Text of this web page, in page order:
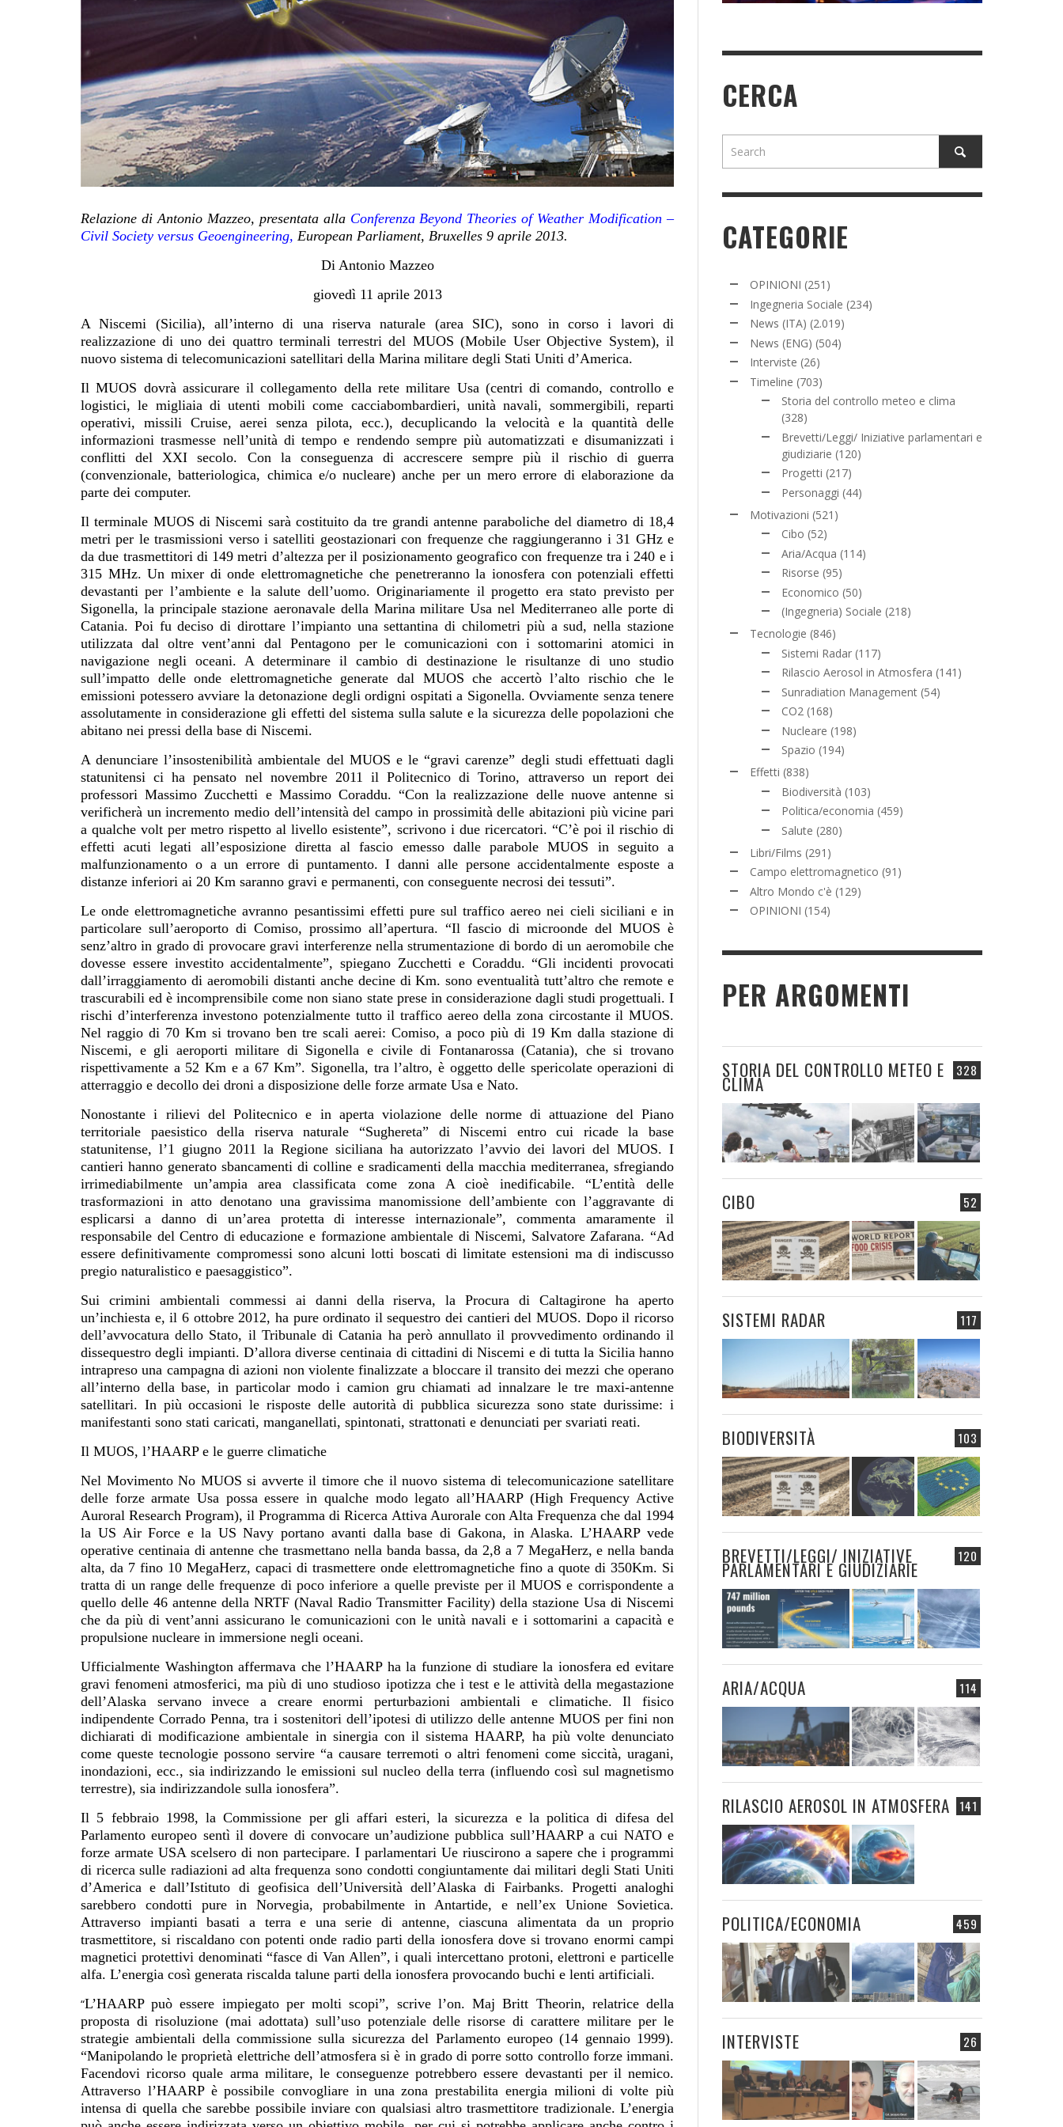
Relazione di Antonio Mazzeo, presentata alla Conferenza Beyond Theories of Weather Modification –
Civil Society versus Geoengineering, European Parliament, Bruxelles 9 aprile 2013.
Di Antonio Mazzeo
giovedì 11 aprile 2013
A Niscemi (Sicilia), all’interno di una riserva naturale (area SIC), sono in corso i lavori di
realizzazione di uno dei quattro terminali terrestri del MUOS (Mobile User Objective System), il
nuovo sistema di telecomunicazioni satellitari della Marina militare degli Stati Uniti d’America.
Il MUOS dovrà assicurare il collegamento della rete militare Usa (centri di comando, controllo e
logistici, le migliaia di utenti mobili come cacciabombardieri, unità navali, sommergibili, reparti
operativi, missili Cruise, aerei senza pilota, ecc.), decuplicando la velocità e la quantità delle
informazioni trasmesse nell’unità di tempo e rendendo sempre più automatizzati e disumanizzati i
conflitti del XXI secolo. Con la conseguenza di accrescere sempre più il rischio di guerra
(convenzionale, batteriologica, chimica e/o nucleare) anche per un mero errore di elaborazione da
parte dei computer.
Il terminale MUOS di Niscemi sarà costituito da tre grandi antenne paraboliche del diametro di 18,4
metri per le trasmissioni verso i satelliti geostazionari con frequenze che raggiungeranno i 31 GHz e
da due trasmettitori di 149 metri d’altezza per il posizionamento geografico con frequenze tra i 240 e i
315 MHz. Un mixer di onde elettromagnetiche che penetreranno la ionosfera con potenziali effetti
devastanti per l’ambiente e la salute dell’uomo. Originariamente il progetto era stato previsto per
Sigonella, la principale stazione aeronavale della Marina militare Usa nel Mediterraneo alle porte di
Catania. Poi fu deciso di dirottare l’impianto una settantina di chilometri più a sud, nella stazione
utilizzata dal oltre vent’anni dal Pentagono per le comunicazioni con i sottomarini atomici in
navigazione negli oceani. A determinare il cambio di destinazione le risultanze di uno studio
sull’impatto delle onde elettromagnetiche generate dal MUOS che accertò l’alto rischio che le
emissioni potessero avviare la detonazione degli ordigni ospitati a Sigonella. Ovviamente senza tenere
assolutamente in considerazione gli effetti del sistema sulla salute e la sicurezza delle popolazioni che
abitano nei pressi della base di Niscemi.
A denunciare l’insostenibilità ambientale del MUOS e le “gravi carenze” degli studi effettuati dagli
statunitensi ci ha pensato nel novembre 2011 il Politecnico di Torino, attraverso un report dei
professori Massimo Zucchetti e Massimo Coraddu. “Con la realizzazione delle nuove antenne si
verificherà un incremento medio dell’intensità del campo in prossimità delle abitazioni più vicine pari
a qualche volt per metro rispetto al livello esistente”, scrivono i due ricercatori. “C’è poi il rischio di
effetti acuti legati all’esposizione diretta al fascio emesso dalle parabole MUOS in seguito a
malfunzionamento o a un errore di puntamento. I danni alle persone accidentalmente esposte a
distanze inferiori ai 20 Km saranno gravi e permanenti, con conseguente necrosi dei tessuti”.
Le onde elettromagnetiche avranno pesantissimi effetti pure sul traffico aereo nei cieli siciliani e in
particolare sull’aeroporto di Comiso, prossimo all’apertura. “Il fascio di microonde del MUOS è
senz’altro in grado di provocare gravi interferenze nella strumentazione di bordo di un aeromobile che
dovesse essere investito accidentalmente”, spiegano Zucchetti e Coraddu. “Gli incidenti provocati
dall’irraggiamento di aeromobili distanti anche decine di Km. sono eventualità tutt’altro che remote e
trascurabili ed è incomprensibile come non siano state prese in considerazione dagli studi progettuali. I
rischi d’interferenza investono potenzialmente tutto il traffico aereo della zona circostante il MUOS.
Nel raggio di 70 Km si trovano ben tre scali aerei: Comiso, a poco più di 19 Km dalla stazione di
Niscemi, e gli aeroporti militare di Sigonella e civile di Fontanarossa (Catania), che si trovano
rispettivamente a 52 Km e a 67 Km”. Sigonella, tra l’altro, è oggetto delle spericolate operazioni di
atterraggio e decollo dei droni a disposizione delle forze armate Usa e Nato.
Nonostante i rilievi del Politecnico e in aperta violazione delle norme di attuazione del Piano
territoriale paesistico della riserva naturale “Sughereta” di Niscemi entro cui ricade la base
statunitense, l’1 giugno 2011 la Regione siciliana ha autorizzato l’avvio dei lavori del MUOS. I
cantieri hanno generato sbancamenti di colline e sradicamenti della macchia mediterranea, sfregiando
irrimediabilmente un’ampia area classificata come zona A cioè inedificabile. “L’entità delle
trasformazioni in atto denotano una gravissima manomissione dell’ambiente con l’aggravante di
esplicarsi a danno di un’area protetta di interesse internazionale”, commenta amaramente il
responsabile del Centro di educazione e formazione ambientale di Niscemi, Salvatore Zafarana. “Ad
essere definitivamente compromessi sono alcuni lotti boscati di limitate estensioni ma di indiscusso
pregio naturalistico e paesaggistico”.
Sui crimini ambientali commessi ai danni della riserva, la Procura di Caltagirone ha aperto
un’inchiesta e, il 6 ottobre 2012, ha pure ordinato il sequestro dei cantieri del MUOS. Dopo il ricorso
dell’avvocatura dello Stato, il Tribunale di Catania ha però annullato il provvedimento ordinando il
dissequestro degli impianti. D’allora diverse centinaia di cittadini di Niscemi e di tutta la Sicilia hanno
intrapreso una campagna di azioni non violente finalizzate a bloccare il transito dei mezzi che operano
all’interno della base, in particolar modo i camion gru chiamati ad innalzare le tre maxi-antenne
satellitari. In più occasioni le risposte delle autorità di pubblica sicurezza sono state durissime: i
manifestanti sono stati caricati, manganellati, spintonati, strattonati e denunciati per svariati reati.
Il MUOS, l’HAARP e le guerre climatiche
Nel Movimento No MUOS si avverte il timore che il nuovo sistema di telecomunicazione satellitare
delle forze armate Usa possa essere in qualche modo legato all’HAARP (High Frequency Active
Auroral Research Program), il Programma di Ricerca Attiva Aurorale con Alta Frequenza che dal 1994
la US Air Force e la US Navy portano avanti dalla base di Gakona, in Alaska. L’HAARP vede
operative centinaia di antenne che trasmettano nella banda bassa, da 2,8 a 7 MegaHerz, e nella banda
alta, da 7 fino 10 MegaHerz, capaci di trasmettere onde elettromagnetiche fino a quote di 350Km. Si
tratta di un range delle frequenze di poco inferiore a quelle previste per il MUOS e corrispondente a
quello delle 46 antenne della NRTF (Naval Radio Transmitter Facility) della stazione Usa di Niscemi
che da più di vent’anni assicurano le comunicazioni con le unità navali e i sottomarini a capacità e
propulsione nucleare in immersione negli oceani.
Ufficialmente Washington affermava che l’HAARP ha la funzione di studiare la ionosfera ed evitare
gravi fenomeni atmosferici, ma più di uno studioso ipotizza che i test e le attività della megastazione
dell’Alaska servano invece a creare enormi perturbazioni ambientali e climatiche. Il fisico
indipendente Corrado Penna, tra i sostenitori dell’ipotesi di utilizzo delle antenne MUOS per fini non
dichiarati di modificazione ambientale in sinergia con il sistema HAARP, ha più volte denunciato
come queste tecnologie possono servire “a causare terremoti o altri fenomeni come siccità, uragani,
inondazioni, ecc., sia indirizzando le emissioni sul nucleo della terra (influendo così sul magnetismo
terrestre), sia indirizzandole sulla ionosfera”.
Il 5 febbraio 1998, la Commissione per gli affari esteri, la sicurezza e la politica di difesa del
Parlamento europeo sentì il dovere di convocare un’audizione pubblica sull’HAARP a cui NATO e
forze armate USA scelsero di non partecipare. I parlamentari Ue riuscirono a sapere che i programmi
di ricerca sulle radiazioni ad alta frequenza sono condotti congiuntamente dai militari degli Stati Uniti
d’America e dall’Istituto di geofisica dell’Università dell’Alaska di Fairbanks. Progetti analoghi
sarebbero condotti pure in Norvegia, probabilmente in Antartide, e nell’ex Unione Sovietica.
Attraverso impianti basati a terra e una serie di antenne, ciascuna alimentata da un proprio
trasmettitore, si riscaldano con potenti onde radio parti della ionosfera dove si trovano enormi campi
magnetici protettivi denominati “fasce di Van Allen”, i quali intercettano protoni, elettroni e particelle
alfa. L’energia così generata riscalda talune parti della ionosfera provocando buchi e lenti artificiali.
“L’HAARP può essere impiegato per molti scopi”, scrive l’on. Maj Britt Theorin, relatrice della
proposta di risoluzione (mai adottata) sull’uso potenziale delle risorse di carattere militare per le
strategie ambientali della commissione sulla sicurezza del Parlamento europeo (14 gennaio 1999).
“Manipolando le proprietà elettriche dell’atmosfera si è in grado di porre sotto controllo forze immani.
Facendovi ricorso quale arma militare, le conseguenze potrebbero essere devastanti per il nemico.
Attraverso l’HAARP è possibile convogliare in una zona prestabilita energia milioni di volte più
intensa di quella che sarebbe possibile inviare con qualsiasi altro trasmettitore tradizionale. L’energia
CERCA
CATEGORIE
OPINIONI (251)
Ingegneria Sociale (234)
News (ITA) (2.019)
News (ENG) (504)
Interviste (26)
Timeline (703)
Storia del controllo meteo e clima
(328)
Brevetti/Leggi/ Iniziative parlamentari e
giudiziarie (120)
Progetti (217)
Personaggi (44)
Motivazioni (521)
Cibo (52)
Aria/Acqua (114)
Risorse (95)
Economico (50)
(Ingegneria) Sociale (218)
Tecnologie (846)
Sistemi Radar (117)
Rilascio Aerosol in Atmosfera (141)
Sunradiation Management (54)
CO2 (168)
Nucleare (198)
Spazio (194)
Effetti (838)
Biodiversità (103)
Politica/economia (459)
Salute (280)
Libri/Films (291)
Campo elettromagnetico (91)
Altro Mondo c'è (129)
OPINIONI (154)
PER ARGOMENTI
328
STORIA DEL CONTROLLO METEO E
CLIMA
52
CIBO
117
SISTEMI RADAR
103
BIODIVERSITÀ
120
BREVETTI/LEGGI/ INIZIATIVE
PARLAMENTARI E GIUDIZIARIE
114
ARIA/ACQUA
141
RILASCIO AEROSOL IN ATMOSFERA
459
POLITICA/ECONOMIA
26
INTERVISTE